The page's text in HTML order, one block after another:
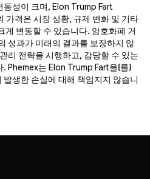
성이 크며, Elon Trump Fart
가격은 시장 상황, 규제 변화 및 기타
게 변동할 수 있습니다. 암호화폐 거
성과가 미래의 결과를 보장하지 않
리 전략을 시행하고, 감당할 수 있는
Phemex는 Elon Trump Fart을(를)
생한 손실에 대해 책임지지 않습니